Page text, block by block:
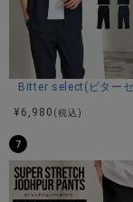
Bitter select(ビター
¥ 6,980 (税込)
7